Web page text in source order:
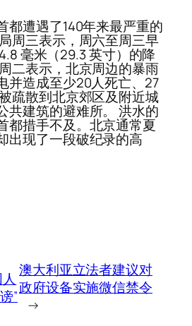
都遭遇了140年来最严重的
周三表示，周六至周三早
毫米（29.3 英寸）的降
二表示，北京周边的暴雨
并造成至少20人死亡、27
疏散到北京郊区及附近城
共建筑的避难所。 洪水的
都措手不及。北京通常夏
出现了一段破纪录的高
”
澳大利亚立法者建议对
政府设备实施微信禁令
→